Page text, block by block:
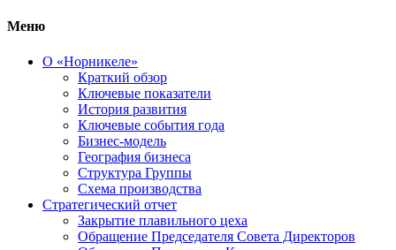
Меню
О «Норникеле»
Краткий обзор
Ключевые показатели
История развития
Ключевые события года
Бизнес-модель
География бизнеса
Структура Группы
Схема производства
Стратегический отчет
Закрытие плавильного цеха
Обращение Председателя Совета Директоров